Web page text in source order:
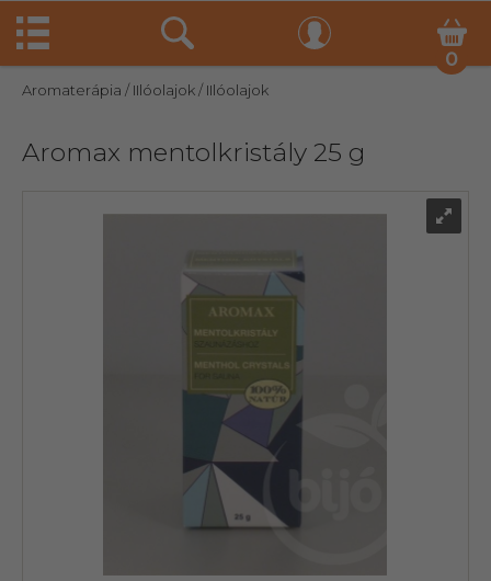
0
Aromaterápia / IIlóolajok/ IIlóolajok
Aromax mentolkristály 25 g